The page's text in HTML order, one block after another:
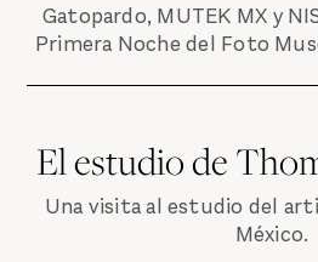
Gatopardo, MUTEK MX y
Primera Noche del Foto
El estudio de
Una visita al estudio del
México.